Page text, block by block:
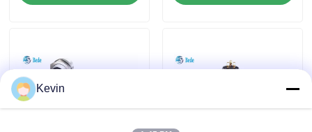
Vraag een offerte
Kevin